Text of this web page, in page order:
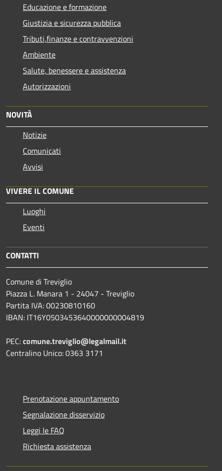
Educazione e formazione
Giustizia e sicurezza pubblica
Tributi,finanze e contravvenzioni
Ambiente
Salute, benessere e assistenza
Autorizzazioni
NOVITÀ
Notizie
Comunicati
Avvisi
VIVERE IL COMUNE
Luoghi
Eventi
CONTATTI
Comune di Treviglio
Piazza L. Manara 1 - 24047 - Treviglio
Partita IVA: 00230810160
IBAN: IT16Y0503453640000000004819
PEC:comune.treviglio@legalmail.it
Centralino Unico: 0363 3171
Prenotazione appuntamento
Segnalazione disservizio
Leggi le FAQ
Richiesta assistenza